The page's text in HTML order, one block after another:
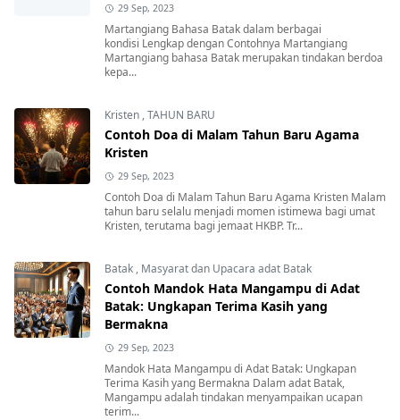
29 Sep, 2023
Martangiang Bahasa Batak dalam berbagai
kondisi Lengkap dengan Contohnya Martangiang
Martangiang bahasa Batak merupakan tindakan berdoa
kepa...
Kristen ,TAHUN BARU
Contoh Doa di Malam Tahun Baru Agama
Kristen
29 Sep, 2023
Contoh Doa di Malam Tahun Baru Agama Kristen Malam
tahun baru selalu menjadi momen istimewa bagi umat
Kristen, terutama bagi jemaat HKBP. Tr...
Batak , Masyarat dan Upacara adat Batak
Contoh Mandok Hata Mangampu di Adat
Batak: Ungkapan Terima Kasih yang
Bermakna
29 Sep, 2023
Mandok Hata Mangampu di Adat Batak: Ungkapan
Terima Kasih yang Bermakna Dalam adat Batak,
Mangampu adalah tindakan menyampaikan ucapan
terim...